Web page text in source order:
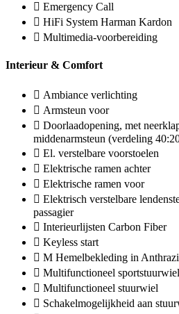
Emergency Call
HiFi System Harman Kardon
Multimedia-voorbereiding
Interieur & Comfort
Ambiance verlichting
Armsteun voor
Doorlaadopening, met
middenarmsteun (verdeling
El. verstelbare voorstoelen
Elektrische ramen achter
Elektrische ramen voor
Elektrisch verstelbare
passagier
Interieurlijsten Carbon Fiber
Keyless start
M Hemelbekleding in
Multifunctioneel
Multifunctioneel stuurwiel
Schakelmogelijkheid aan